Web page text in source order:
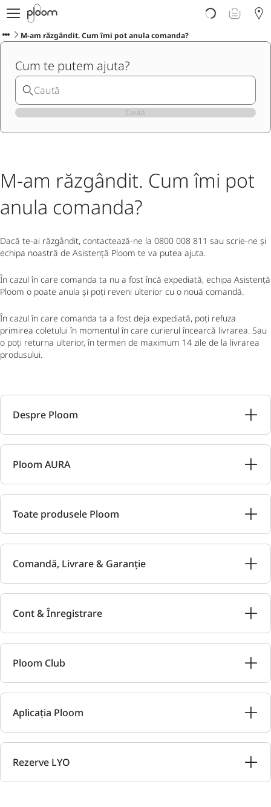
Despre Ploom AURA
Get Started
Ploom Club
Asistență Ploom
Ploom in Magazine Fizice
Ploom Blog
M-am răzgândit. Cum îmi pot anula comanda?
Cum te putem ajuta?
Caută
M-am răzgândit. Cum îmi pot
anula comanda?
Dacă te-ai răzgândit, contactează-ne la 0800 008 811 sau scrie-ne și
echipa noastră de Asistență Ploom te va putea ajuta.
În cazul în care comanda ta nu a fost încă expediată, echipa Asistență
Ploom o poate anula și poți reveni ulterior cu o nouă comandă.
În cazul în care comanda ta a fost deja expediată, poți refuza
primirea coletului în momentul în care curierul încearcă livrarea. Sau
o poți returna ulterior, în termen de maximum 14 zile de la livrarea
produsului.
Despre Ploom
Ploom AURA
Toate produsele Ploom
Comandă, Livrare & Garanție
Cont & Înregistrare
Ploom Club
Aplicația Ploom
Rezerve LYO